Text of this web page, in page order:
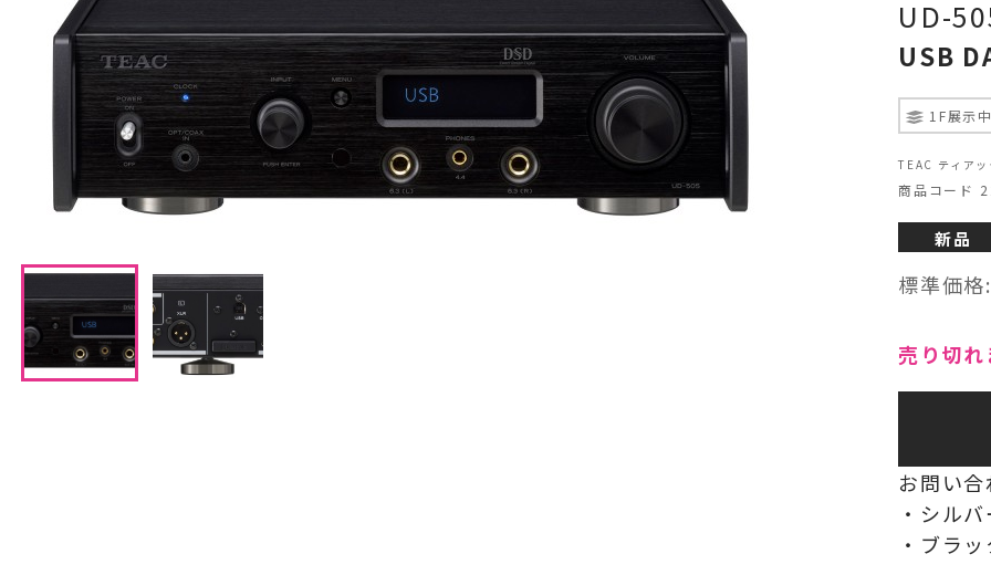
プリメインアンプ
プリアンプ
パワーアンプ
CDプレーヤー・レシーバー
レコードプレーヤー
フォノイコライザー・MCトランス
スピーカー
オーディオアクセサリー
ヘッドフォン・イヤホン
UD-
USB
1F展示
TEAC ティア
商品コード
新品
標準価格:
売り切
お問い
・シル
・ブラ